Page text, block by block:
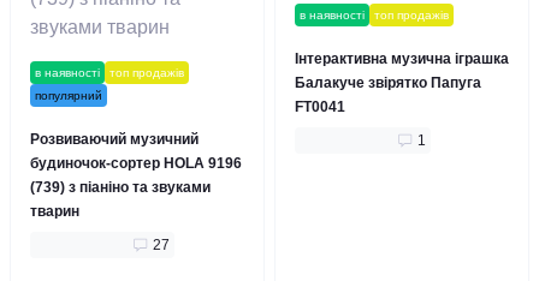
в наявності
топ продажів
популярний
Розвиваючий музичний
будиночок-сортер HOLA 9196
(739) з піаніно та звуками
тварин
27
в наявності топ продажів
Інтерактивна музична іграшка
Балакуче звірятко Папуга
FT0041
1